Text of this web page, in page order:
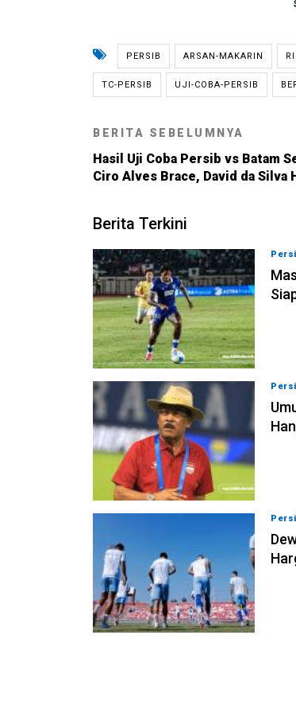
PERSIB ARSAN-MAKARIN
TC-PERSIB UJI-COBA-PERSIB
BERITA SEBELUMNYA
Hasil Uji Coba Persib vs Batam
Ciro Alves Brace, David da Silva
Berita Terkini